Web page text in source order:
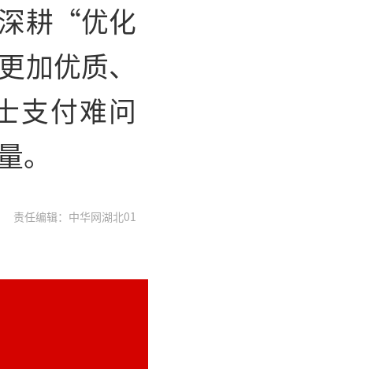
耕“优化
优质、
支付难问
责任编辑：中华网湖北01